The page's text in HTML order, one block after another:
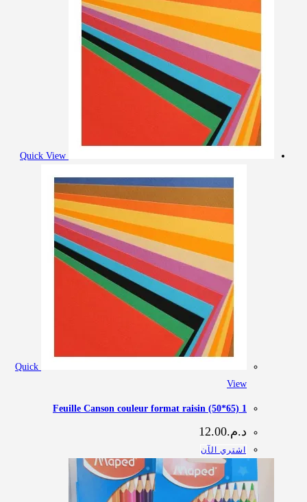
Quick
View
1 Feuille Canson couleur format raisin (50*65)
د.م.12.00
اشتري الآن